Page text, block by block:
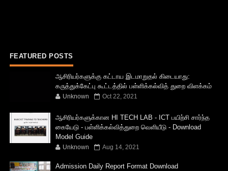
FEATURED POSTS
ஆசிரியர்களுக்கு கட்டாய இடமாறுதல் கிடையாது:
கருத்துக்கேட்பு கூட்டத்தில் பள்ளிக்கல்வித் துறை விளக்கம்
Unknown Oct 22, 2021
ஆசிரியர்களுக்கான HI TECH LAB - ICT பயிற்சி சார்ந்த
கையேடு - பள்ளிக்கல்வித்துறை வெளியீடு - Download
Model Guide
Unknown Aug 14, 2021
Admission Daily Report Format Download